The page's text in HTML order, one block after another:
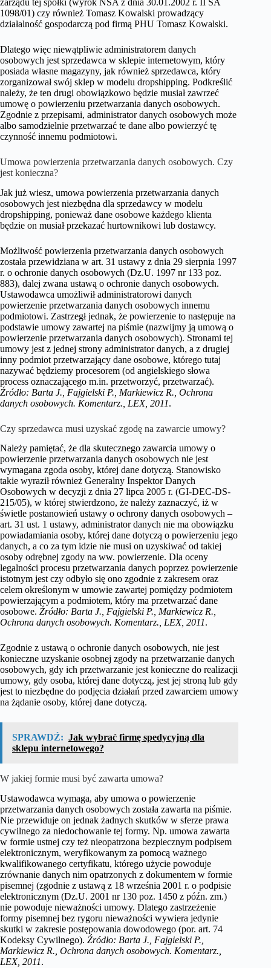
1098/01) czy również Tomasz Kowalski prowadzący
działalność gospodarczą pod firmą PHU Tomasz Kowalski.
Dlatego więc niewątpliwie administratorem danych
osobowych jest sprzedawca w sklepie internetowym, który
posiada własne magazyny, jak również sprzedawca, który
zorganizował swój sklep w modelu dropshipping. Podkreślić
należy, że ten drugi obowiązkowo będzie musiał zawrzeć
umowę o powierzeniu przetwarzania danych osobowych.
Zgodnie z przepisami, administrator danych osobowych może
albo samodzielnie przetwarzać te dane albo powierzyć tę
czynność innemu podmiotowi.
Umowa powierzenia przetwarzania danych osobowych. Czy
jest konieczna?
Jak już wiesz, umowa powierzenia przetwarzania danych
osobowych jest niezbędna dla sprzedawcy w modelu
dropshipping, ponieważ dane osobowe każdego klienta
będzie on musiał przekazać hurtownikowi lub dostawcy.
Możliwość powierzenia przetwarzania danych osobowych
została przewidziana w art. 31 ustawy z dnia 29 sierpnia 1997
r. o ochronie danych osobowych (Dz.U. 1997 nr 133 poz.
883), dalej zwana ustawą o ochronie danych osobowych.
Ustawodawca umożliwił administratorowi danych
powierzenie przetwarzania danych osobowych innemu
podmiotowi. Zastrzegł jednak, że powierzenie to następuje na
podstawie umowy zawartej na piśmie (nazwijmy ją umową o
powierzenie przetwarzania danych osobowych). Stronami tej
umowy jest z jednej strony administrator danych, a z drugiej
inny podmiot przetwarzający dane osobowe, którego tutaj
nazywać będziemy procesorem (od angielskiego słowa
process oznaczającego m.in. przetworzyć, przetwarzać).
Źródło: Barta J., Fajgielski P., Markiewicz R., Ochrona
danych osobowych. Komentarz., LEX, 2011.
Czy sprzedawca musi uzyskać zgodę na zawarcie umowy?
Należy pamiętać, że dla skutecznego zawarcia umowy o
powierzenie przetwarzania danych osobowych nie jest
wymagana zgoda osoby, której dane dotyczą. Stanowisko
takie wyraził również Generalny Inspektor Danych
Osobowych w decyzji z dnia 27 lipca 2005 r. (GI-DEC-DS-
215/05), w której stwierdzono, że należy zaznaczyć, iż w
świetle postanowień ustawy o ochrony danych osobowych –
art. 31 ust. 1 ustawy, administrator danych nie ma obowiązku
powiadamiania osoby, której dane dotyczą o powierzeniu jego
danych, a co za tym idzie nie musi on uzyskiwać od takiej
osoby odrębnej zgody na ww. powierzenie. Dla oceny
legalności procesu przetwarzania danych poprzez powierzenie
istotnym jest czy odbyło się ono zgodnie z zakresem oraz
celem określonym w umowie zawartej pomiędzy podmiotem
powierzającym a podmiotem, który ma przetwarzać dane
osobowe. Źródło: Barta J., Fajgielski P., Markiewicz R.,
Ochrona danych osobowych. Komentarz., LEX, 2011.
Zgodnie z ustawą o ochronie danych osobowych, nie jest
konieczne uzyskanie osobnej zgody na przetwarzanie danych
osobowych, gdy ich przetwarzanie jest konieczne do realizacji
umowy, gdy osoba, której dane dotyczą, jest jej stroną lub gdy
jest to niezbędne do podjęcia działań przed zawarciem umowy
na żądanie osoby, której dane dotyczą.
SPRAWDŹ: Jak wybrać firmę spedycyjną dla
sklepu internetowego?
W jakiej formie musi być zawarta umowa?
Ustawodawca wymaga, aby umowa o powierzenie
przetwarzania danych osobowych została zawarta na piśmie.
Nie przewiduje on jednak żadnych skutków w sferze prawa
cywilnego za niedochowanie tej formy. Np. umowa zawarta
w formie ustnej czy też nieopatrzona bezpiecznym podpisem
elektronicznym, weryfikowanym za pomocą ważnego
kwalifikowanego certyfikatu, którego użycie powoduje
zrównanie danych nim opatrzonych z dokumentem w formie
pisemnej (zgodnie z ustawą z 18 września 2001 r. o podpisie
elektronicznym (Dz.U. 2001 nr 130 poz. 1450 z późn. zm.)
nie powoduje nieważności umowy. Dlatego zastrzeżenie
formy pisemnej bez rygoru nieważności wywiera jedynie
skutki w zakresie postępowania dowodowego (por. art. 74
Kodeksy Cywilnego). Źródło: Barta J., Fajgielski P.,
Markiewicz R., Ochrona danych osobowych. Komentarz.,
LEX, 2011.